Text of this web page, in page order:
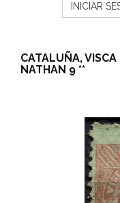
INICIAR
CATALUÑA,
NATHAN 9 **